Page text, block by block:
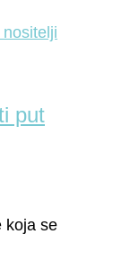
put
koja se